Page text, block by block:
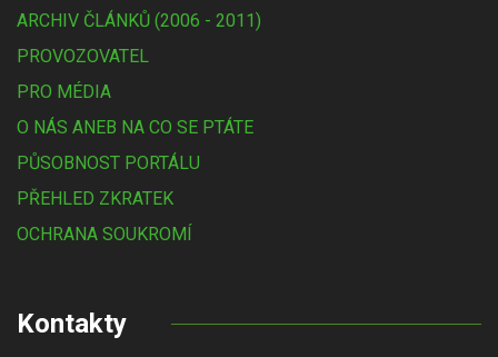
ARCHIV ČLÁNKŮ (2006 - 2011)
PROVOZOVATEL
PRO MÉDIA
O NÁS ANEB NA CO SE PTÁTE
PŮSOBNOST PORTÁLU
PŘEHLED ZKRATEK
OCHRANA SOUKROMÍ
Kontakty